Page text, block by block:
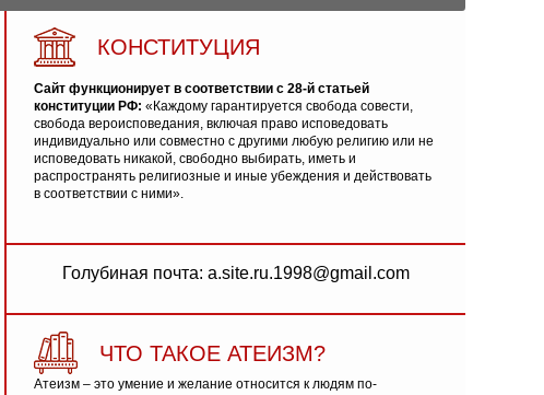
КОНСТИТУЦИЯ
Сайт функционирует в соответствии с 28-й статьей
конституции РФ: «Каждому гарантируется свобода совести,
свобода вероисповедания, включая право исповедовать
индивидуально или совместно с другими любую религию или не
исповедовать никакой, свободно выбирать, иметь и
распространять религиозные и иные убеждения и действовать
в соответствии с ними».
Голубиная почта: a.site.ru.1998@gmail.com
ЧТО ТАКОЕ АТЕИЗМ?
Атеизм – это умение и желание относится к людям по-